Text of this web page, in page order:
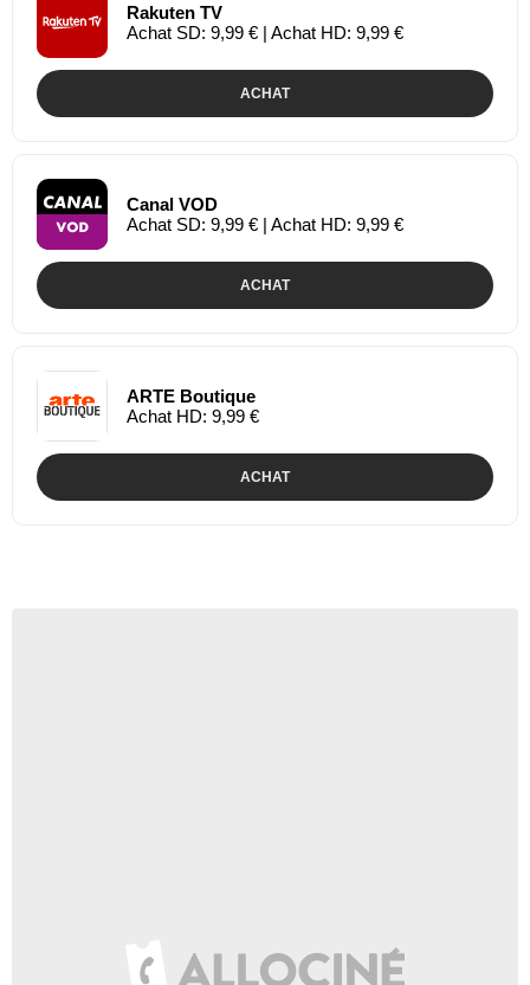
Rakuten TV
Achat SD: 9,99 € | Achat HD: 9,99 €
ACHAT
Canal VOD
Achat SD: 9,99 € | Achat HD: 9,99 €
ACHAT
ARTE Boutique
Achat HD: 9,99 €
ACHAT